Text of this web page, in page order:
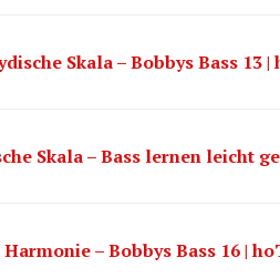
Skala – Bobbys Bass 13
Skala – Bass lernen leicht
– Bobbys Bass 16 |